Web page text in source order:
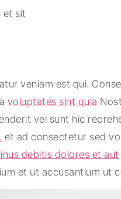
et sit
veniam est qui.
voluptates sint quia
vel sunt hic
et ad consectetur sed
debitis dolores et aut
et ut accusantium ut